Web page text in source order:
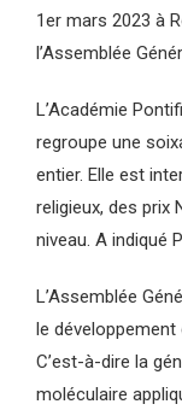
1er mars 2023 à
l’Assemblée
L’Académie
regroupe une
entier. Elle est
religieux, des prix
niveau. A indiqué
L’Assemblée
le développement
C’est-à-dire la
moléculaire